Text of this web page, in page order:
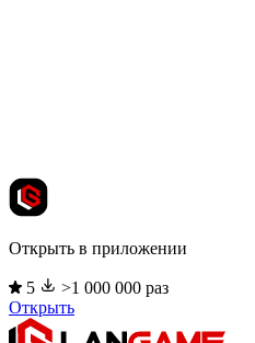
Открыть в приложении
5
>1 000 000 раз
Открыть